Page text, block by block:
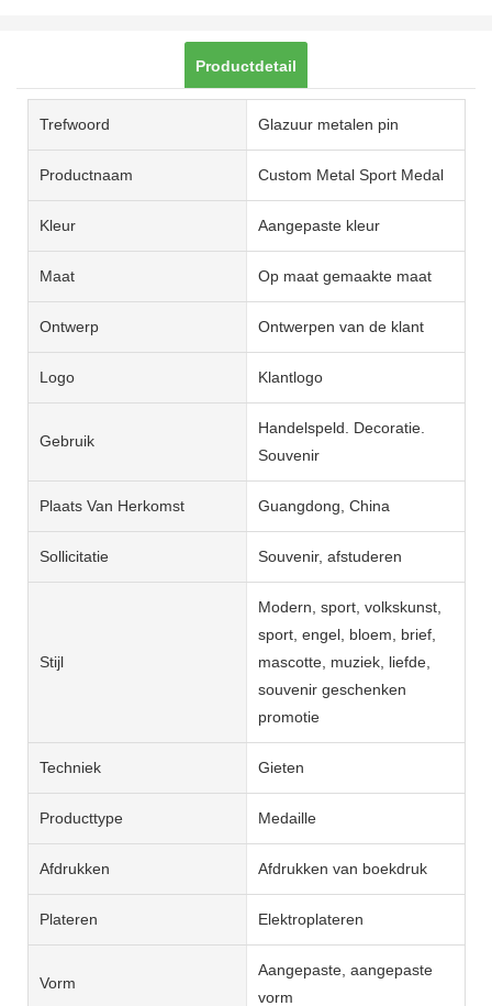
Productdetail
Trefwoord Glazuur metalen pin
Productnaam Custom Metal Sport Medal
Kleur Aangepaste kleur
Maat Op maat gemaakte maat
Ontwerp Ontwerpen van de klant
Logo Klantlogo
Gebruik
Handelspeld. Decoratie.
Souvenir
Plaats Van Herkomst Guangdong, China
Sollicitatie Souvenir, afstuderen
Stijl
Modern, sport, volkskunst,
sport, engel, bloem, brief,
mascotte, muziek, liefde,
souvenir geschenken
promotie
Techniek Gieten
Producttype Medaille
Afdrukken Afdrukken van boekdruk
Plateren Elektroplateren
Vorm
Aangepaste, aangepaste
vorm